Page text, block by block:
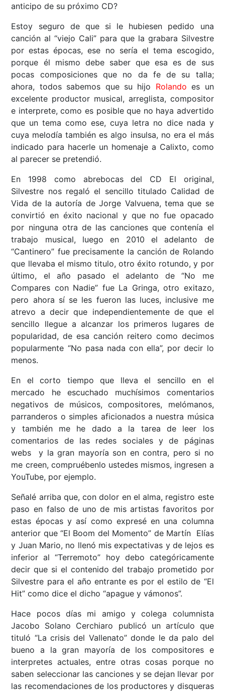
anticipo de su próximo CD?
Estoy seguro de que si le hubiesen pedido una
canción al “viejo Cali” para que la grabara Silvestre
por estas épocas, ese no sería el tema escogido,
porque él mismo debe saber que esa es de sus
pocas composiciones que no da fe de su talla;
ahora, todos sabemos que su hijo Rolando es un
excelente productor musical, arreglista, compositor
e interprete, como es posible que no haya advertido
que un tema como ese, cuya letra no dice nada y
cuya melodía también es algo insulsa, no era el más
indicado para hacerle un homenaje a Calixto, como
al parecer se pretendió.
En 1998 como abrebocas del CD El original,
Silvestre nos regaló el sencillo titulado Calidad de
Vida de la autoría de Jorge Valvuena, tema que se
convirtió en éxito nacional y que no fue opacado
por ninguna otra de las canciones que contenía el
trabajo musical, luego en 2010 el adelanto de
“Cantinero” fue precisamente la canción de Rolando
que llevaba el mismo titulo, otro éxito rotundo, y por
último, el año pasado el adelanto de “No me
Compares con Nadie” fue La Gringa, otro exitazo,
pero ahora sí se les fueron las luces, inclusive me
atrevo a decir que independientemente de que el
sencillo llegue a alcanzar los primeros lugares de
popularidad, de esa canción reitero como decimos
popularmente “No pasa nada con ella”, por decir lo
menos.
En el corto tiempo que lleva el sencillo en el
mercado he escuchado muchísimos comentarios
negativos de músicos, compositores, melómanos,
parranderos o simples aficionados a nuestra música
y también me he dado a la tarea de leer los
comentarios de las redes sociales y de páginas
webs y la gran mayoría son en contra, pero si no
me creen, compruébenlo ustedes mismos, ingresen a
YouTube, por ejemplo.
Señalé arriba que, con dolor en el alma, registro este
paso en falso de uno de mis artistas favoritos por
estas épocas y así como expresé en una columna
anterior que “El Boom del Momento” de Martín Elías
y Juan Mario, no llenó mis expectativas y de lejos es
inferior al “Terremoto” hoy debo categóricamente
decir que si el contenido del trabajo prometido por
Silvestre para el año entrante es por el estilo de “El
Hit” como dice el dicho “apague y vámonos”.
Hace pocos días mi amigo y colega columnista
Jacobo Solano Cerchiaro publicó un artículo que
tituló “La crisis del Vallenato” donde le da palo del
bueno a la gran mayoría de los compositores e
interpretes actuales, entre otras cosas porque no
saben seleccionar las canciones y se dejan llevar por
las recomendaciones de los productores y disqueras